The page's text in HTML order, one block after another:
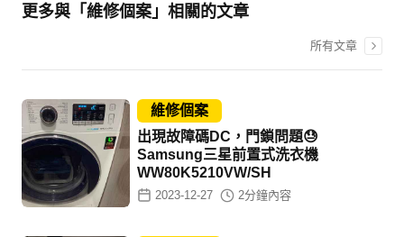
更多與「維修個案」相關的文章
所有文章
維修個案
出現故障碼DC，門鎖問題😓
Samsung三星前置式洗衣機
WW80K5210VW/SH
2023-12-27 2分鐘內容